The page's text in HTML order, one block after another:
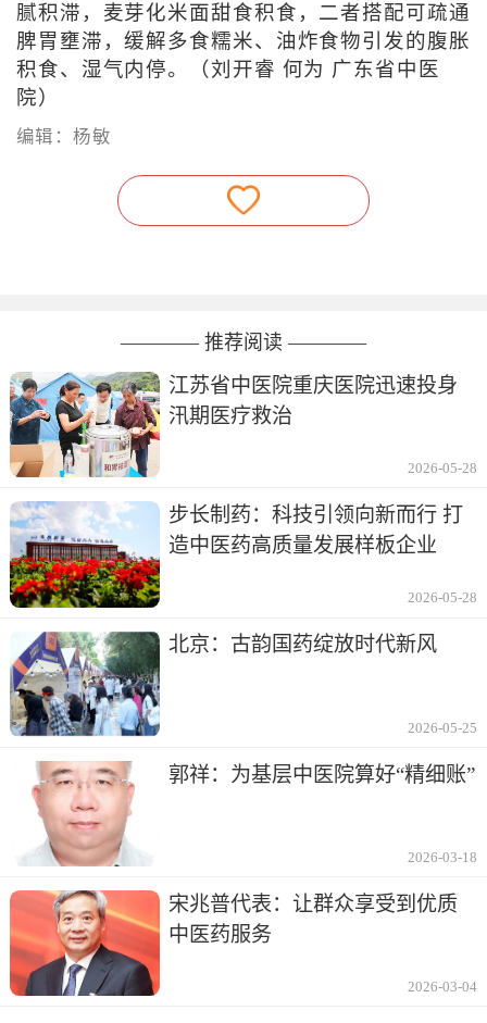
腻积滞，麦芽化米面甜食积食，二者搭配可疏通
脾胃壅滞，缓解多食糯米、油炸食物引发的腹胀
积食、湿气内停。（刘开睿 何为 广东省中医
院）
编辑：杨敏
———— 推荐阅读 ————
江苏省中医院重庆医院迅速投身
汛期医疗救治
2026-05-28
步长制药：科技引领向新而行 打
造中医药高质量发展样板企业
2026-05-28
北京：古韵国药绽放时代新风
2026-05-25
郭祥：为基层中医院算好“精细账”
2026-03-18
宋兆普代表：让群众享受到优质
中医药服务
2026-03-04